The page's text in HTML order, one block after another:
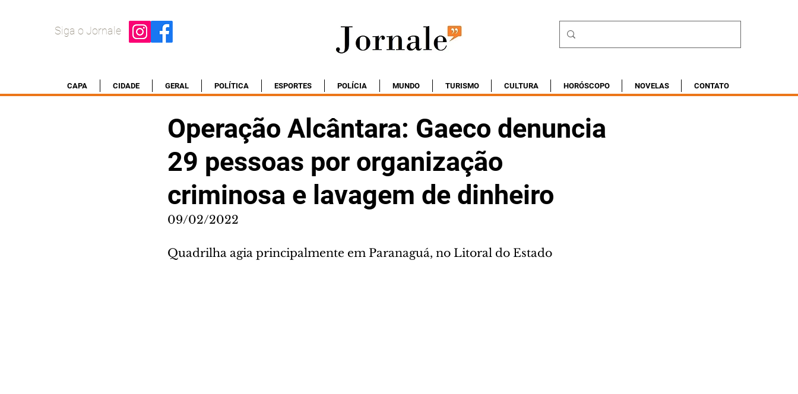
Siga o Jornale
CAPA CIDADE GERAL POLÍTICA ESPORTES POLÍCIA MUNDO TURISMO CULTURA HORÓSCOPO NOVELAS CONTATO
Operação Alcântara: Gaeco denuncia
29 pessoas por organização
criminosa e lavagem de dinheiro
09/02/2022
Quadrilha agia principalmente em Paranaguá, no Litoral do Estado